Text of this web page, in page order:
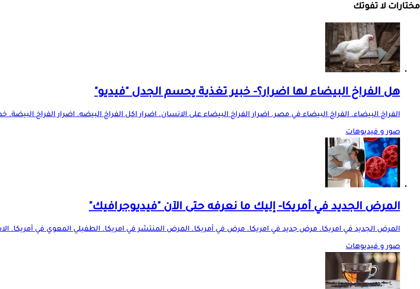
مختارات لا تفوتك
هل الفراخ البيضاء لها اضرار؟- خبير تغذية يحسم الجدل "فيديو"
الفراخ البيضاء. الفراخ البيضاء في مصر. اضرار الفراخ البيضاء على الانسان. اضرار اكل الفراخ البيضه. اضرار الفراخ البيضة.
صور و فيديوهات
المرض الجديد في أمريكا- إليك ما نعرفه حتى الآن "فيديوجرافيك"
المرض الجديد في امريكا. مرض جديد في امريكا. مرض في أمريكا. المرض المنتشر في امريكا. الطفيلي المعوي في أمريكا.
صور و فيديوهات